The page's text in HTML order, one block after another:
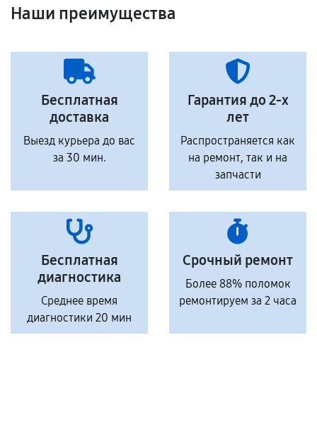
Наши преимущества
Бесплатная
доставка
Выезд курьера до вас
за 30 мин.
Гарантия до 2-х
лет
Распространяется как
на ремонт, так и на
запчасти
Бесплатная
диагностика
Среднее время
диагностики 20 мин
Срочный ремонт
Более 88% поломок
ремонтируем за 2 часа